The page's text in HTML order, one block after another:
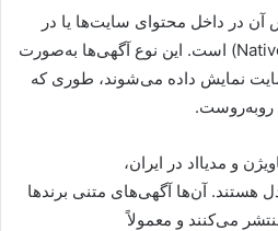
آن در داخل محتوای سایت‌ها یا در
قالب تبلیغات همسان (Native Ads) است. این نوع آگهی‌ها به‌صورت
نمایش داده می‌شوند، طوری که
روبه‌روست.
و مدیااد در ایران،
آن‌ها آگهی‌های متنی برندها
می‌کنند و معمولاً